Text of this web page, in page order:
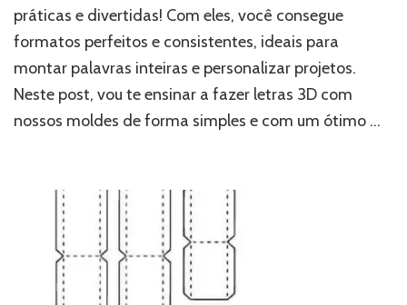
práticas e divertidas! Com eles, você consegue
formatos perfeitos e consistentes, ideais para
montar palavras inteiras e personalizar projetos.
Neste post, vou te ensinar a fazer letras 3D com
nossos moldes de forma simples e com um ótimo …